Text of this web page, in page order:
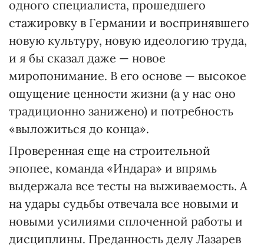
одного специалиста, прошедшего
стажировку в Германии и воспринявшего
новую культуру, новую идеологию труда,
и я бы сказал даже — новое
миропонимание. В его основе — высокое
ощущение ценности жизни (а у нас оно
традиционно занижено) и потребность
«выложиться до конца».
Проверенная еще на строительной
эпопее, команда «Индара» и впрямь
выдержала все тесты на выживаемость. А
на удары судьбы отвечала все новыми и
новыми усилиями сплоченной работы и
дисциплины. Преданность делу Лазарев